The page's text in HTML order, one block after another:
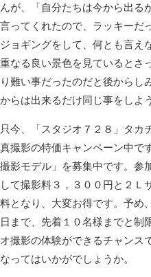
んが、「自分たちは今から出る
言ってくれたので、ラッキーだ
ジョギングをして、何とも言え
重なる良い景色を見ているとさ
り難い事だったのだと後からし
からは出来るだけ同じ事をしよ
只今、「スタジオ７２８」タカ
真撮影の特価キャンペーン中で
撮影モデル」を募集中です。参
して撮影料３，３００円と２Ｌ
料となり、大変お得です。予め
日まで、先着１０名様までと制
オ撮影の体験ができるチャンス
なってはいかがでしょうか。